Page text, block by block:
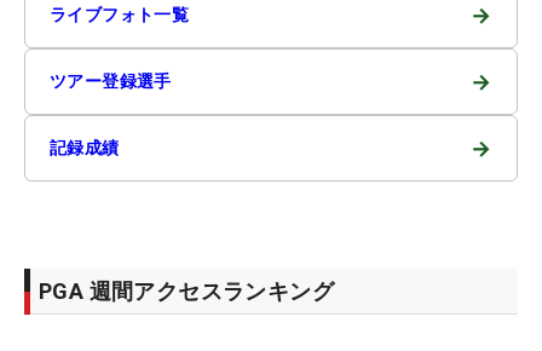
ライブフォト一覧 →
ツアー登録選手 →
記録成績 →
PGA 週間アクセスランキング